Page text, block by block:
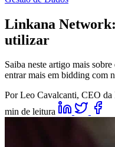
Linkana
utilizar
Saiba neste artigo mais
entrar mais em bidding com
Por Leo Cavalcanti, CEO da
min de leitura